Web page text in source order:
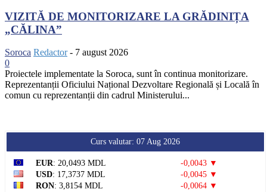
VIZITĂ DE MONITORIZARE LA GRĂDINIȚA
„CĂLINA”
Soroca Redactor - 7 august 2026
0
Proiectele implementate la Soroca, sunt în continua monitorizare.
Reprezentanții Oficiului Național Dezvoltare Regională și Locală în
comun cu reprezentanții din cadrul Ministerului...
Curs valutar: 07 Aug 2026
EUR: 20,0493 MDL
-0,0043 ▼
USD: 17,3737 MDL
-0,0045 ▼
RON: 3,8154 MDL
-0,0064 ▼